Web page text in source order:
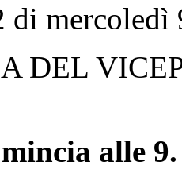
di mercoledì
DEL
alle 9.